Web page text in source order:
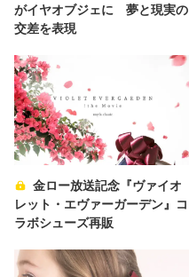
がイヤオブジェに 夢と現実の
交差を表現
金ロー放送記念『ヴァイオ
レット・エヴァーガーデン』コ
ラボシューズ再販